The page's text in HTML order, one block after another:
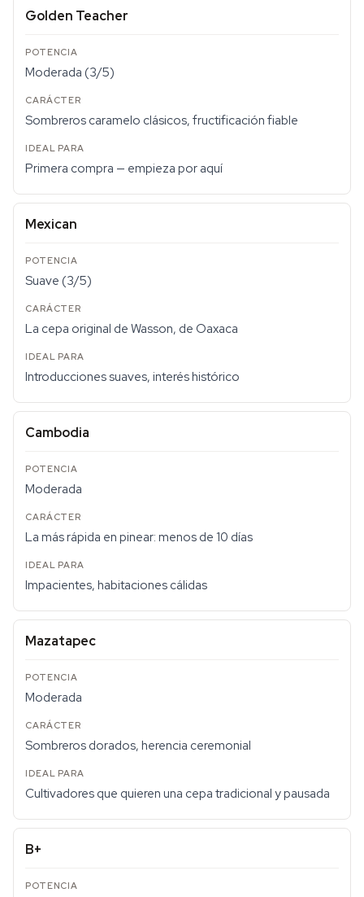
Golden Teacher
Moderada (3/5)
Sombreros caramelo clásicos, fructificación fiable
Primera compra — empieza por aquí
Mexican
Suave (3/5)
La cepa original de Wasson, de Oaxaca
Introducciones suaves, interés histórico
Cambodia
Moderada
La más rápida en pinear: menos de 10 días
Impacientes, habitaciones cálidas
Mazatapec
Moderada
Sombreros dorados, herencia ceremonial
Cultivadores que quieren una cepa tradicional y pausada
B+